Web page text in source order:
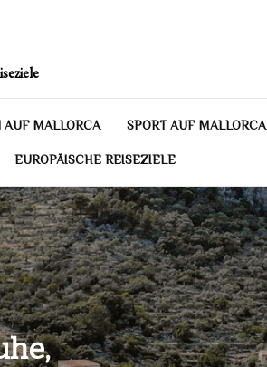
AUF MALLORCA SPORT AUF MALLORCA
EUROPÄISCHE REISEZIELE